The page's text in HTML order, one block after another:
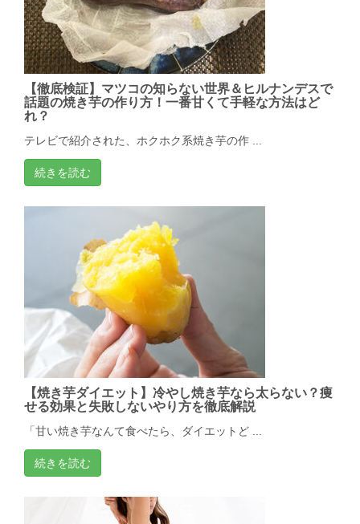
【徹底検証】マツコの知らない世界＆ヒルナンデスで
話題の焼き芋の作り方！一番甘くて手軽な方法はど
れ？
テレビで紹介された、ホクホク系焼き芋の作 ...
続きを読む
【焼き芋ダイエット】冷やし焼き芋なら太らない？痩
せる効果と失敗しないやり方を徹底解説
「甘い焼き芋なんて食べたら、ダイエットど ...
続きを読む